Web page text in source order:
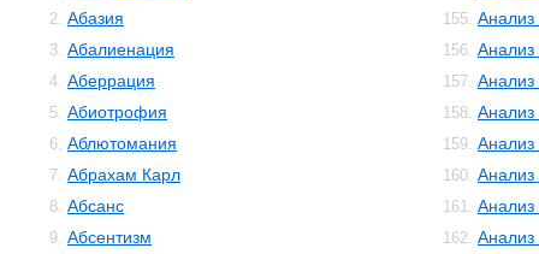
2. Абазия
3. Абалиенация
4. Аберрация
5. Абиотрофия
6. Аблютомания
7. Абрахам Карл
8. Абсанс
9. Абсентизм
155. Анализ
156. Анализ
157. Анализ
158. Анализ
159. Анализ
160. Анализ
161.
162. Анализ